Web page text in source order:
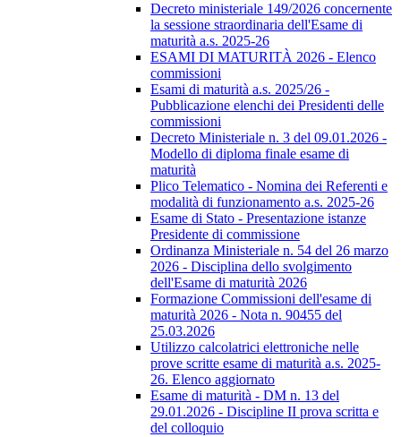
Decreto ministeriale 149/2026 concernente
la sessione straordinaria dell'Esame di
maturità a.s. 2025-26
ESAMI DI MATURITÀ 2026 - Elenco
commissioni
Esami di maturità a.s. 2025/26 -
Pubblicazione elenchi dei Presidenti delle
commissioni
Decreto Ministeriale n. 3 del 09.01.2026 -
Modello di diploma finale esame di
maturità
Plico Telematico - Nomina dei Referenti e
modalità di funzionamento a.s. 2025-26
Esame di Stato - Presentazione istanze
Presidente di commissione
Ordinanza Ministeriale n. 54 del 26 marzo
2026 - Disciplina dello svolgimento
dell'Esame di maturità 2026
Formazione Commissioni dell'esame di
maturità 2026 - Nota n. 90455 del
25.03.2026
Utilizzo calcolatrici elettroniche nelle
prove scritte esame di maturità a.s. 2025-
26. Elenco aggiornato
Esame di maturità - DM n. 13 del
29.01.2026 - Discipline II prova scritta e
del colloquio